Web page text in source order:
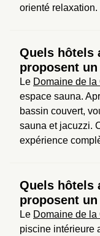
orienté relaxation.
Quels hôtels
proposent
Le Domaine de la
espace sauna.
bassin couvert,
sauna et jacuzzi.
expérience
Quels hôtels
proposent
Le Domaine de la
piscine intérieure